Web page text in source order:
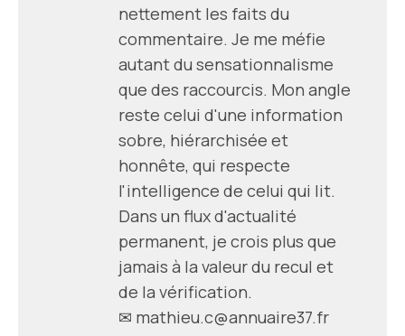
nettement les faits du
commentaire. Je me méfie
autant du sensationnalisme
que des raccourcis. Mon angle
reste celui d'une information
sobre, hiérarchisée et
honnête, qui respecte
l'intelligence de celui qui lit.
Dans un flux d'actualité
permanent, je crois plus que
jamais à la valeur du recul et
de la vérification.
✉ mathieu.c@annuaire37.fr